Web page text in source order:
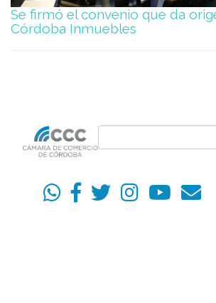
Se firmó el convenio que da
Córdoba Inmuebles